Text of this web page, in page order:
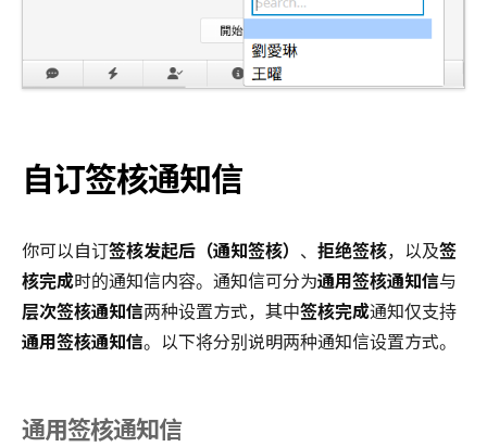
自订签核通知信
你可以自订签核发起后（通知签核） 、 拒绝签核，以及签
核完成时的通知信内容。通知信可分为通用签核通知信与
层次签核通知信两种设置方式，其中签核完成通知仅支持
通用签核通知信。以下将分别说明两种通知信设置方式。
通用签核通知信